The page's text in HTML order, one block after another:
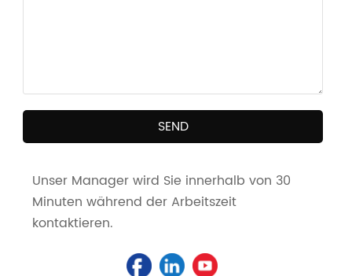
SEND
Unser Manager wird Sie innerhalb von 30
Minuten während der Arbeitszeit
kontaktieren.